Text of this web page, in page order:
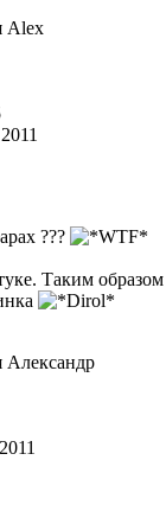
???
Таким образом